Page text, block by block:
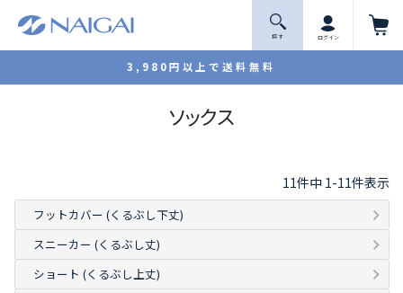
3,980円以上で送料無料
探 す ログイン
ソックス
11件中 1-11件表示
フットカバー (くるぶし下丈)
スニーカー (くるぶし丈)
ショート (くるぶし上丈)